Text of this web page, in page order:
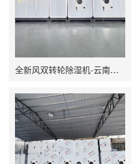
全新风双转轮除湿机-云南保山